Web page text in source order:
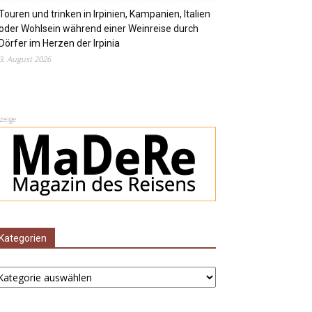
und trinken in Irpinien, Kampanien, Italien
Wohlsein während einer Weinreise durch
im Herzen der Irpinia
August 2026